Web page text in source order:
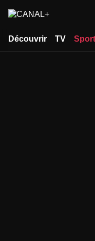
Découvrir TV Sport